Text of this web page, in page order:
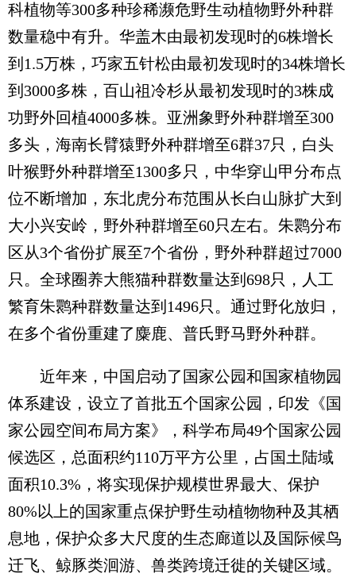
科植物等300多种珍稀濒危野生动植物野外种群
数量稳中有升。华盖木由最初发现时的6株增长
到1.5万株，巧家五针松由最初发现时的34株增长
到3000多株，百山祖冷杉从最初发现时的3株成
功野外回植4000多株。亚洲象野外种群增至300
多头，海南长臂猿野外种群增至6群37只，白头
叶猴野外种群增至1300多只，中华穿山甲分布点
位不断增加，东北虎分布范围从长白山脉扩大到
大小兴安岭，野外种群增至60只左右。朱鹮分布
区从3个省份扩展至7个省份，野外种群超过7000
只。全球圈养大熊猫种群数量达到698只，人工
繁育朱鹮种群数量达到1496只。通过野化放归，
在多个省份重建了麋鹿、普氏野马野外种群。
近年来，中国启动了国家公园和国家植物园
体系建设，设立了首批五个国家公园，印发《国
家公园空间布局方案》，科学布局49个国家公园
候选区，总面积约110万平方公里，占国土陆域
面积10.3%，将实现保护规模世界最大、保护
80%以上的国家重点保护野生动植物物种及其栖
息地，保护众多大尺度的生态廊道以及国际候鸟
迁飞、鲸豚类洄游、兽类跨境迁徙的关键区域。